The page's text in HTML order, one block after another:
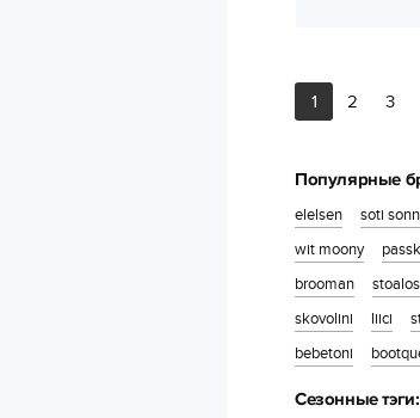
1 2 3
Популярные
elelsen soti
wit moony
brooman
stoalos
skovolini
liici
bebetoni
Сезонные тэги: